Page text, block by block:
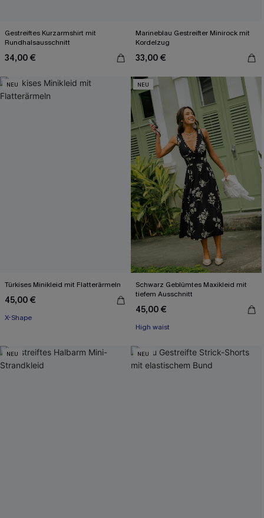
Gestreiftes Kurzarmshirt mit
Rundhalsausschnitt
34,00 €
Marineblau Gestreifter Minirock mit
Kordelzug
33,00 €
NEU
Türkises Minikleid mit Flatterärmeln
45,00 €
X-Shape
NEU
Schwarz Geblümtes Maxikleid mit
tiefem Ausschnitt
45,00 €
High waist
NEU NEU